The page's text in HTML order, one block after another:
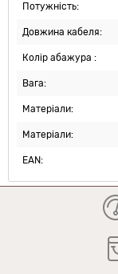
Потужність:
Довжина кабеля:
Колір абажура :
Вага:
Матеріали:
Матеріали:
EAN: